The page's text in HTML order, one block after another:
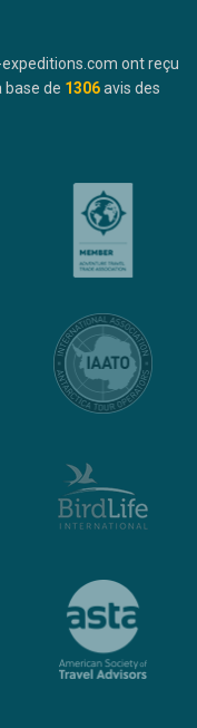
ont reçu
base de 1306avis des